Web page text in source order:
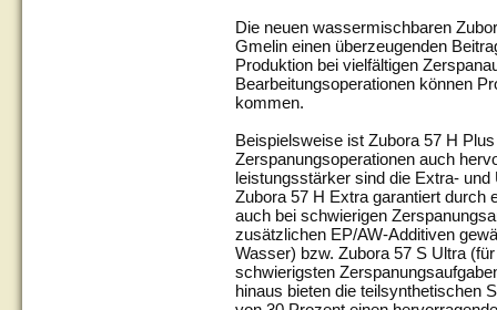
Die neuen wassermischbaren
Gmelin einen überzeugenden
Produktion bei vielfältigen
Bearbeitungsoperationen können
kommen.
Beispielsweise ist Zubora 57 H
Zerspanungsoperationen auch
leistungsstärker sind die Extra- und
Zubora 57 H Extra garantiert durch
auch bei schwierigen
zusätzlichen EP/AW-Additiven
Wasser) bzw. Zubora 57 S Ultra
schwierigsten
hinaus bieten die teilsynthetischen